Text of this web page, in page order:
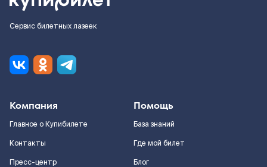
Сервис билетных лазеек
Компания
Главное о Купибилете
Контакты
Пресс-центр
Помощь
База знаний
Где мой билет
Блог